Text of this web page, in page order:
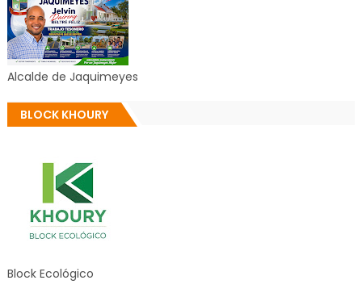
Alcalde de Jaquimeyes
BLOCK KHOURY
Block Ecológico